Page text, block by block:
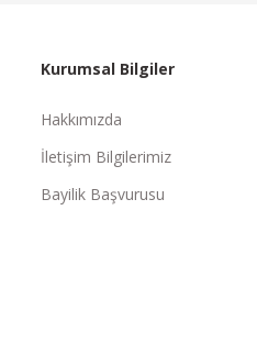
Kurumsal Bilgiler
Hakkımızda
İletişim Bilgilerimiz
Bayilik Başvurusu